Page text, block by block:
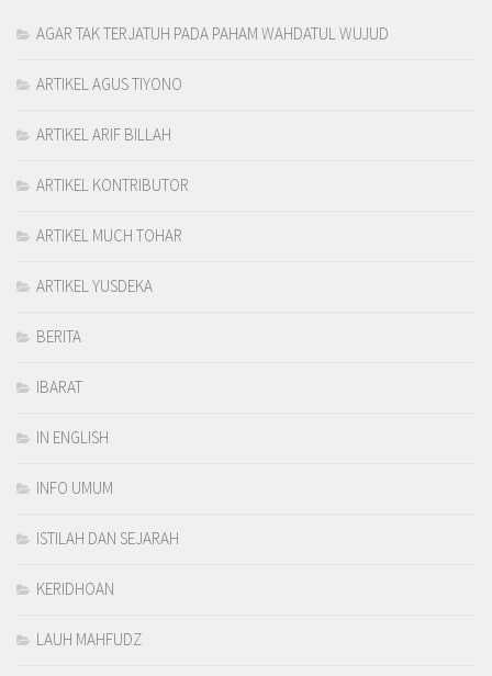
AGAR TAK TERJATUH PADA PAHAM WAHDATUL WUJUD
ARTIKEL AGUS TIYONO
ARTIKEL ARIF BILLAH
ARTIKEL KONTRIBUTOR
ARTIKEL MUCH TOHAR
ARTIKEL YUSDEKA
BERITA
IBARAT
IN ENGLISH
INFO UMUM
ISTILAH DAN SEJARAH
KERIDHOAN
LAUH MAHFUDZ